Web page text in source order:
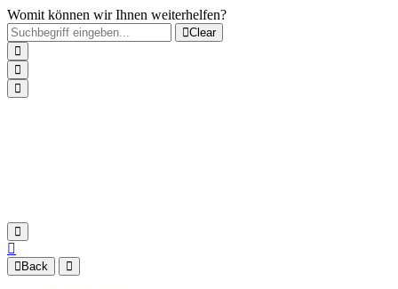
Womit können wir Ihnen weiterhelfen?
Clear
Back